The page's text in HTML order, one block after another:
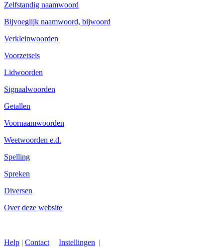
Zelfstandig naamwoord
Bijvoeglijk naamwoord, bijwoord
Verkleinwoorden
Voorzetsels
Lidwoorden
Signaalwoorden
Getallen
Voornaamwoorden
Weetwoorden e.d.
Spelling
Spreken
Diversen
Over deze website
Help | Contact | Instellingen |